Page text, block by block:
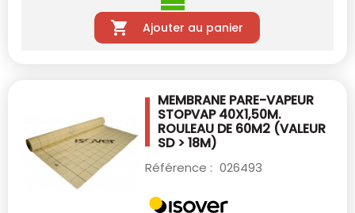
Ajouter au panier
MEMBRANE PARE-VAPEUR
STOPVAP 40X1,50M.
ROULEAU DE 60M2 (VALEUR
SD > 18M)
Référence : 026493